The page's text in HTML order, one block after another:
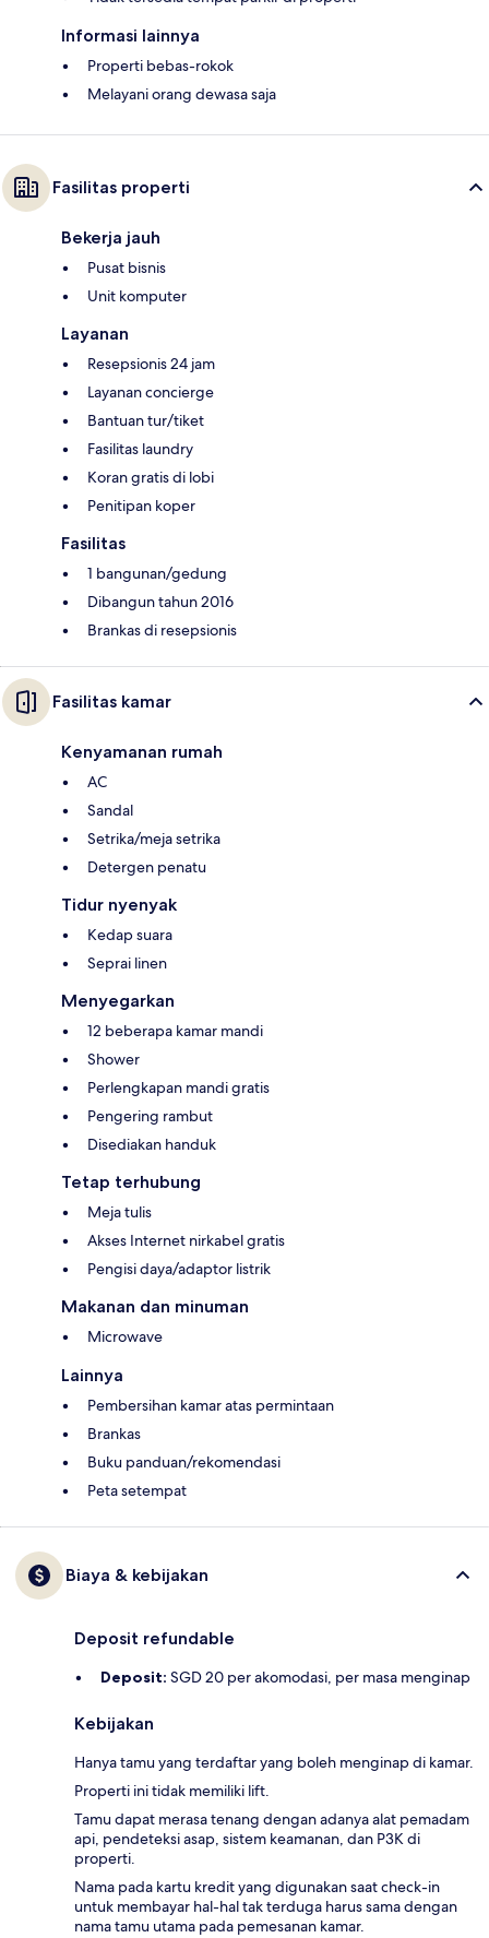
Informasi lainnya
Properti bebas-rokok
Melayani orang dewasa saja
Fasilitas properti
Bekerja jauh
Pusat bisnis
Unit komputer
Layanan
Resepsionis 24 jam
Layanan concierge
Bantuan tur/tiket
Fasilitas laundry
Koran gratis di lobi
Penitipan koper
Fasilitas
1 bangunan/gedung
Dibangun tahun 2016
Brankas di resepsionis
Fasilitas kamar
Kenyamanan rumah
AC
Sandal
Setrika/meja setrika
Detergen penatu
Tidur nyenyak
Kedap suara
Seprai linen
Menyegarkan
12 beberapa kamar mandi
Shower
Perlengkapan mandi gratis
Pengering rambut
Disediakan handuk
Tetap terhubung
Meja tulis
Akses Internet nirkabel gratis
Pengisi daya/adaptor listrik
Makanan dan minuman
Microwave
Lainnya
Pembersihan kamar atas permintaan
Brankas
Buku panduan/rekomendasi
Peta setempat
Biaya & kebijakan
Deposit refundable
Deposit: SGD 20 per akomodasi, per masa menginap
Kebijakan
Hanya tamu yang terdaftar yang boleh menginap di kamar.
Properti ini tidak memiliki lift.
Tamu dapat merasa tenang dengan adanya alat pemadam
api, pendeteksi asap, sistem keamanan, dan P3K di
properti.
Nama pada kartu kredit yang digunakan saat check-in
untuk membayar hal-hal tak terduga harus sama dengan
nama tamu utama pada pemesanan kamar.